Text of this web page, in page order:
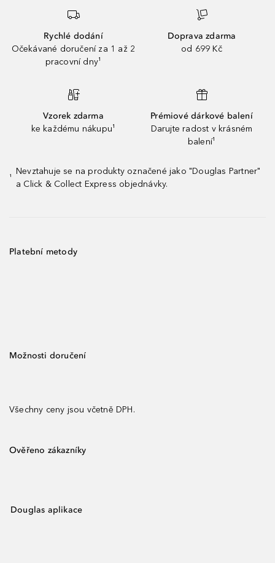
Rychlé dodání
Očekávané doručení za 1 až 2
pracovní dny¹
Doprava zdarma
od 699 Kč
Vzorek zdarma
ke každému nákupu¹
Prémiové dárkové balení
Darujte radost v krásném
balení¹
¹
Nevztahuje se na produkty označené jako "Douglas Partner"
a Click & Collect Express objednávky.
Platební metody
Možnosti doručení
Všechny ceny jsou včetně DPH.
Ověřeno zákazníky
Douglas aplikace